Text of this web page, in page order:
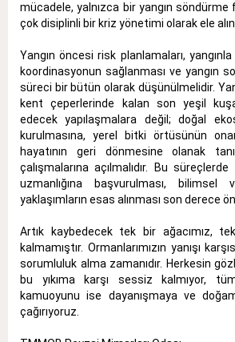
mücadele, yalnızca bir yangın
çok disiplinli bir kriz yönetimi olarak ele
Yangın öncesi risk planlamaları,
koordinasyonun sağlanması ve yangın
süreci bir bütün olarak düşünülmelidir.
kent çeperlerinde kalan son yeşil
edecek yapılaşmalara değil; doğal
kurulmasına, yerel bitki örtüsünün
hayatının geri dönmesine olanak
çalışmalarına açılmalıdır. Bu
uzmanlığına başvurulması,
yaklaşımların esas alınması son derece
Artık kaybedecek tek bir ağacımız,
kalmamıştır. Ormanlarımızın yanışı
sorumluluk alma zamanıdır. Herkesin
bu yıkıma karşı sessiz kalmıyor,
kamuoyunu ise dayanışmaya ve
çağırıyoruz.